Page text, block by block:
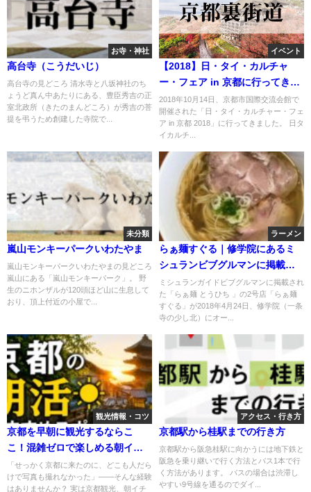
お寺・神社
高台寺（こうだいじ）
高台寺の見どころ 清水寺と八坂神社のち
ょうど真ん中あたりにある、豊臣秀吉の正
室北政所（きたのまんどころ）が秀吉の菩
提を弔うため創建した寺院で...
イベント
【2018】日・タイ・カルチャ
ー・フェア in 京都に行ってきま
した
2018年10月14日、京都市国際交流会館で
開催された「日・タイ・カルチャー・フェ
ア in 京都 2018」に行ってきました。 日タ
イカルチ...
未分類
嵐山モンキーパークいわたやま
嵐山モンキーパークいわたやまの見どころ
嵐山にある「嵐山モンキーパーク」。 野
生のニホンザルが120頭ほど山に生息して
おり、頂上付近の小屋で...
ラーメン
らぁ麺すぐる｜修学院にあるミ
シュランビブグルマンに掲載さ
れたお店の2号店
ミシュランガイドビブグルマンに掲載され
た「らぁ麺 とうひち 」の2号店「らぁ麺
すぐる」が2018年4月24日、修学院（一条
寺の少し北）にオー...
観光情報・コツ
京都を早朝に観光するならこ
こ！混雑ゼロで楽しめる朝イチ
スポット7選
「せっかく京都に来たのに、どこも人だら
けで写真も撮れなかった」——そんな経験
はありませんか？ 実は京都観光、朝イチ
アクセス・行き方
京都駅から桂駅までの行き方
京都駅から阪急桂駅に向かうには地下鉄と
阪急を乗り継いで行く方法とバス1本で行
く方法があります。 バスの場合は渋滞し
やすい9号線を通るのでダイ...